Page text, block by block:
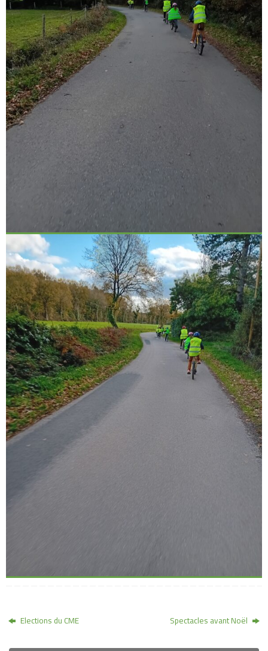
Elections du CME Spectacles avant Noël